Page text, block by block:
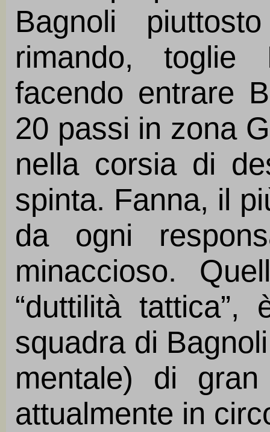
Bagnoli
rimando, toglie
facendo entrare
20 passi in zona
nella corsia di
spinta. Fanna, il
da ogni
minaccioso.
“duttilità
squadra di
mentale) di
attualmente in